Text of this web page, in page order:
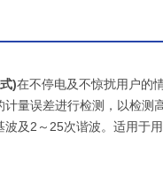
)在不停电及不惊扰用户的
量误差进行检测，以检测
及2～25次谐波。适用于